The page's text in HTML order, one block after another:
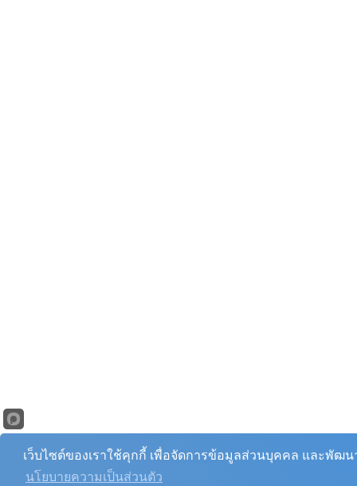
เว็บไซต์ของเราใช้คุกกี้ เพื่อจัดการข้อมูลส่วนบุคคล และพัฒ
นโยบายความเป็นส่วนตัว